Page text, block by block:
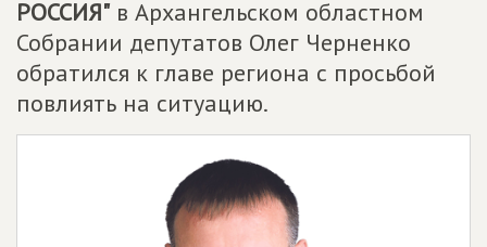
РОССИЯ" в Архангельском областном
Собрании депутатов Олег Черненко
обратился к главе региона с просьбой
повлиять на ситуацию.